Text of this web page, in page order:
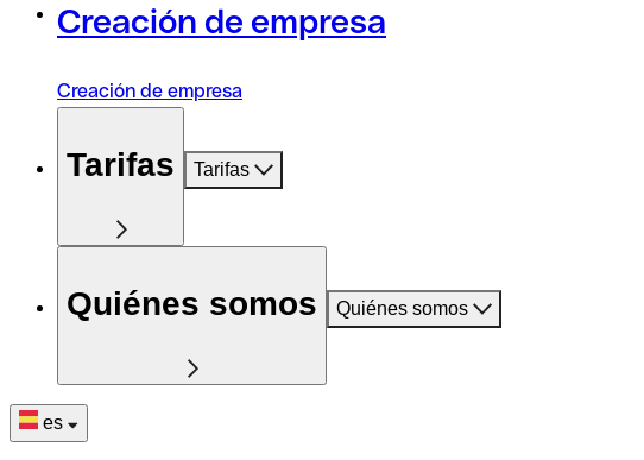
Creación de empresa
Creación de empresa
Tarifas Tarifas
Quiénes somos Quiénes somos
es